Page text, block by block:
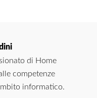
di Home
competenze
informatico.